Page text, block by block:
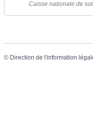
Caisse nationale de
© Direction de l'information